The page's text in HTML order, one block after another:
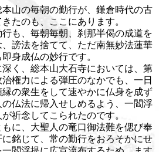
山の毎朝の勤行が、鎌倉時代の古
たのも、ここにあります。
も、毎朝毎朝、刹那半偈の成道を
謗法を捨てて、ただ南無妙法蓮華
身成仏の妙行です。
く、総本山大石寺においては、第
権力による弾圧のなかでも、一日
の衆生をして速やかに仏身を成ず
仏法に帰入せしめるよう、一閻浮
祈念してこられたのです。
に、大聖人の竜口御法難を偲び奉
銘じて、常の勤行をおろそかにせ